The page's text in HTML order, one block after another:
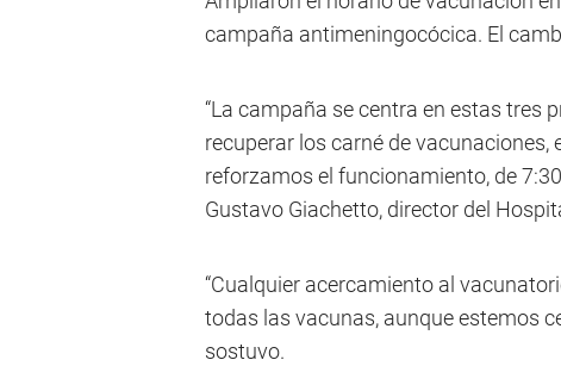
campaña antimeningocócica. El
“La campaña se centra en estas tres
recuperar los carné de
reforzamos el funcionamiento, de
Gustavo Giachetto, director del
“Cualquier acercamiento al
todas las vacunas, aunque estemos
sostuvo.